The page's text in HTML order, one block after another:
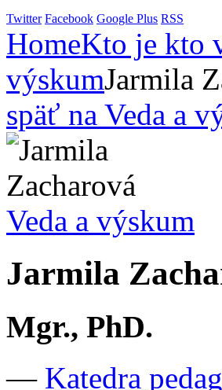
Twitter Facebook Google Plus RSS
HomeKto je kto
výskumJarmila
späť na Veda a
Veda a výskum
Jarmila
Mgr., PhD.
— Katedra